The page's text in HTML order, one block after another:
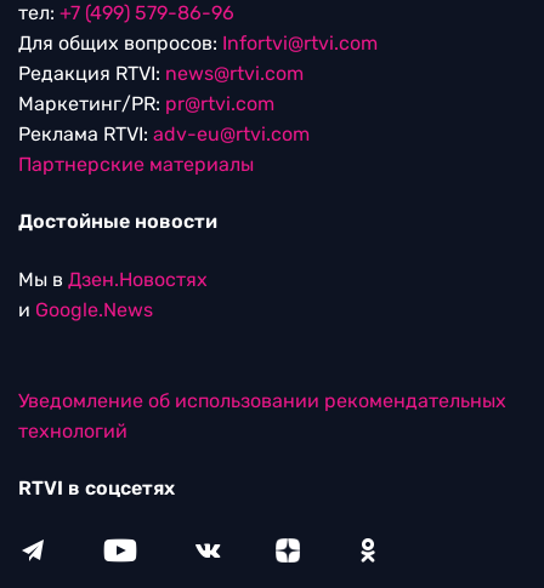
тел: +7 (499) 579-86-96
Для общих вопросов: Infortvi@rtvi.com
Редакция RTVI: news@rtvi.com
Маркетинг/PR: pr@rtvi.com
Реклама RTVI: adv-eu@rtvi.com
Партнерские материалы
Достойные новости
Мы в Дзен.Новостях
и Google.News
Уведомление об использовании рекомендательных
технологий
RTVI в соцсетях